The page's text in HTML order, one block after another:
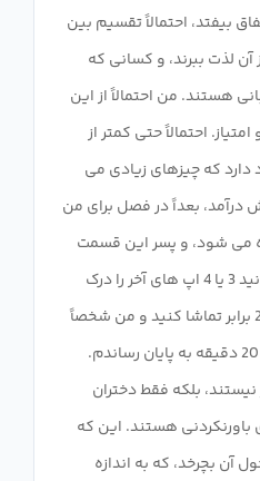
بیفتد، احتمالاً تقسیم بین
لذت ببرند، و کسانی که
هستند. من احتمالاً از این
رو امتیاز. احتمالاً حتی کمتر از
که چیزهای زیادی می
درآمد، بعداً در فصل برای من
می شود، و پسر این قسمت
ها کند هستند. شما می توانید 3 یا 4 اپ های آخر را درک
کنید حتی اگر آن را با سرعت 2 برابر تماشا کنید و من شخصاً
حدود 60 دقیقه مطالب را با 20 دقیقه به پایان رساندم.
بلکه فقط دختران
باورنکردنی هستند. این که
آن بچرخد، که به اندازه